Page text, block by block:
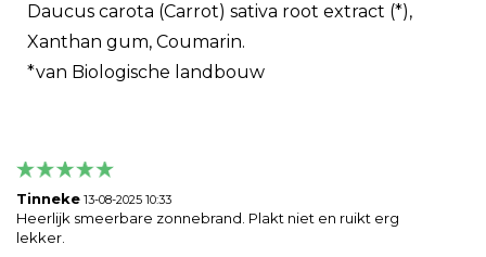
Daucus carota (Carrot) sativa root extract (*),
Xanthan gum, Coumarin.
*van Biologische landbouw
Tinneke 13-08-2025 10:33
Heerlijk smeerbare zonnebrand. Plakt niet en ruikt erg
lekker.